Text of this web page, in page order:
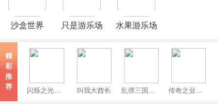
沙盒世界
只是游乐场
Playground)
水果游乐场
精
彩
推
荐
闪烁之光官服 叫我大酋长